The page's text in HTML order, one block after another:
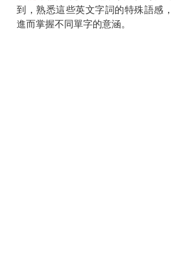
到，熟悉這些英文字詞的特殊語感，
進而掌握不同單字的意涵。